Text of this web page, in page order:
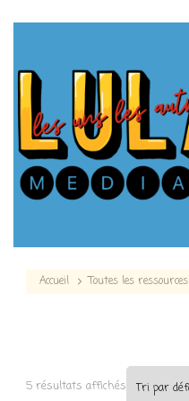
Accueil Toutes les ressources
5 résultats affichés